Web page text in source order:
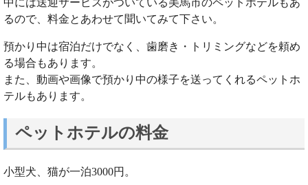
るので、料金とあわせて聞いてみて下さい。
預かり中は宿泊だけでなく、歯磨き・トリミングなどを頼め
る場合もあります。
また、動画や画像で預かり中の様子を送ってくれるペットホ
テルもあります。
ペットホテルの料金
小型犬、猫が一泊3000円。